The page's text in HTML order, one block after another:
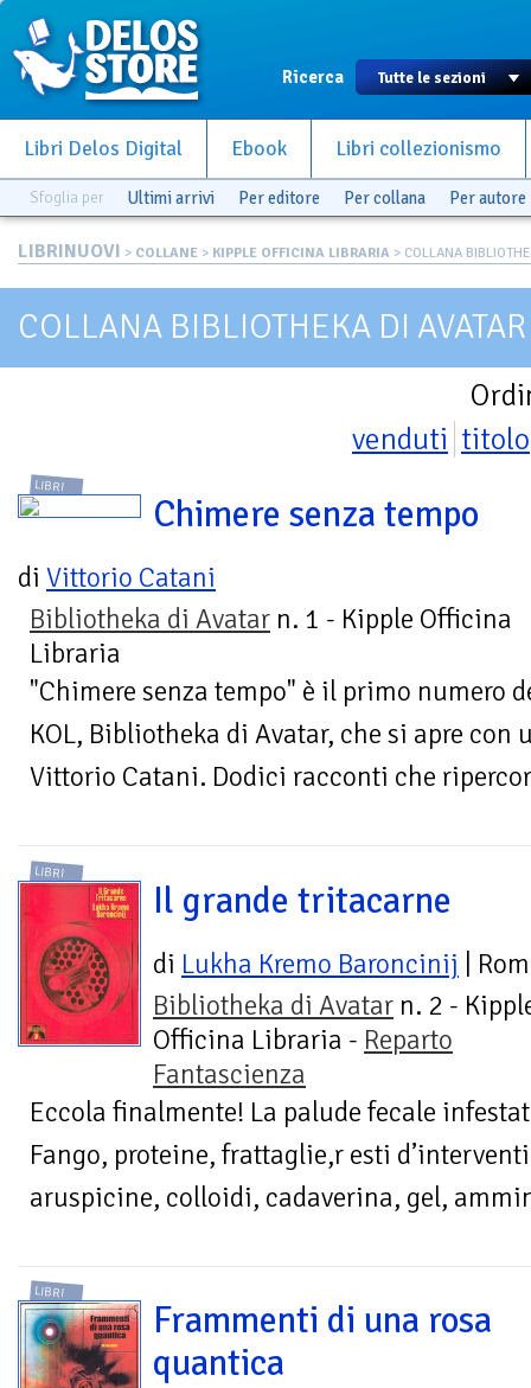
Ricerca
Libri Delos Digital Ebook Libri collezionismo
Sfoglia per Ultimi arrivi Per editore Per collana Per autore
LIBRINUOVI > COLLANE > KIPPLE OFFICINA LIBRARIA > COLLANA
COLLANA BIBLIOTHEKA DI AVATAR
venduti titolo
LIBRI
Chimere senza tempo
di Vittorio Catani
Bibliotheka di Avatar n. 1 - Kipple Officina
Libraria
"Chimere senza tempo" è il primo numero
KOL, Bibliotheka di Avatar, che si apre
Vittorio Catani. Dodici racconti che
LIBRI
Il grande tritacarne
di Lukha Kremo Baroncinij |
Bibliotheka di Avatar n. 2 -
Officina Libraria - Reparto
Fantascienza
Eccola finalmente! La palude fecale
Fango, proteine, frattaglie,r esti
aruspicine, colloidi, cadaverina, gel,
LIBRI
Frammenti di una rosa
quantica